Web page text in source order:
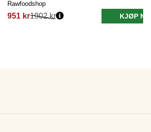
Rawfoodshop
951 kr1902 kr KJØP NÅ